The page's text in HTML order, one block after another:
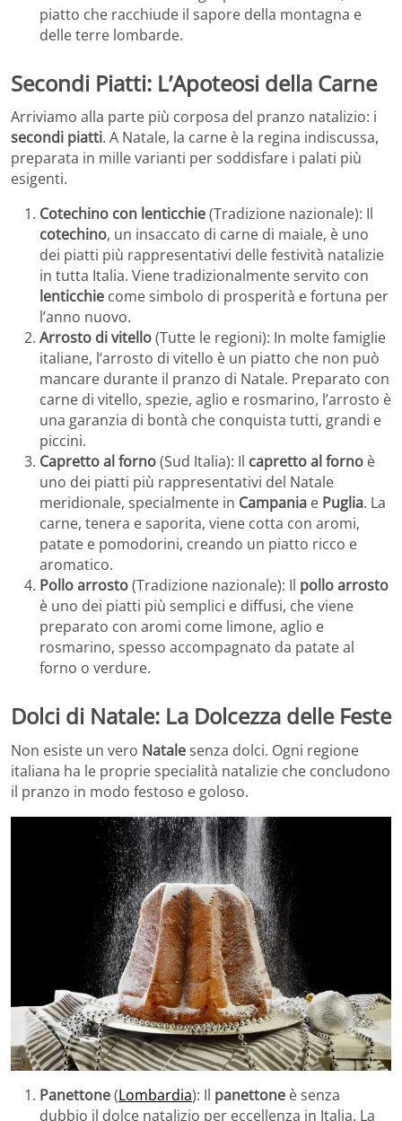
piatto che racchiude il sapore della montagna e
delle terre lombarde.
Secondi Piatti: L’Apoteosi della Carne
Arriviamo alla parte più corposa del pranzo natalizio: i
secondi piatti. A Natale, la carne è la regina indiscussa,
preparata in mille varianti per soddisfare i palati più
esigenti.
Cotechino con lenticchie(Tradizione nazionale): Il
cotechino, un insaccato di carne di maiale, è uno
dei piatti più rappresentativi delle festività natalizie
in tutta Italia. Viene tradizionalmente servito con
lenticchie come simbolo di prosperità e fortuna per
l’anno nuovo.
Arrosto di vitello(Tutte le regioni): In molte famiglie
italiane, l’arrosto di vitello è un piatto che non può
mancare durante il pranzo di Natale. Preparato con
carne di vitello, spezie, aglio e rosmarino, l’arrosto è
una garanzia di bontà che conquista tutti, grandi e
piccini.
Capretto al forno(Sud Italia): Il capretto al forno è
uno dei piatti più rappresentativi del Natale
meridionale, specialmente in Campania e Puglia. La
carne, tenera e saporita, viene cotta con aromi,
patate e pomodorini, creando un piatto ricco e
aromatico.
Pollo arrosto(Tradizione nazionale): Il pollo arrosto
è uno dei piatti più semplici e diffusi, che viene
preparato con aromi come limone, aglio e
rosmarino, spesso accompagnato da patate al
forno o verdure.
Dolci di Natale: La Dolcezza delle Feste
Non esiste un vero Natalesenza dolci. Ogni regione
italiana ha le proprie specialità natalizie che concludono
il pranzo in modo festoso e goloso.
Panettone(Lombardia): Il panettone è senza
dubbio il dolce natalizio per eccellenza in Italia. La